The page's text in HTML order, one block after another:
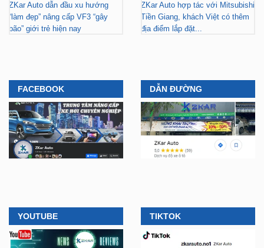
ZKar Auto dẫn đầu xu hướng
“làm đẹp” nâng cấp VF3 “gây
bão” giới trẻ hiện nay
ZKar Auto hợp tác với Mitsubishi
Tiền Giang, khách Việt có thêm
địa điểm lắp đặt...
FACEBOOK DẪN ĐƯỜNG
YOUTUBE TIKTOK